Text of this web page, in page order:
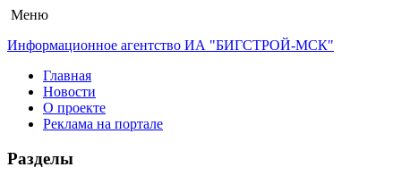
Меню
Информационное агентство ИА "БИГСТРОЙ-МСК"
Главная
Новости
О проекте
Реклама на портале
Разделы